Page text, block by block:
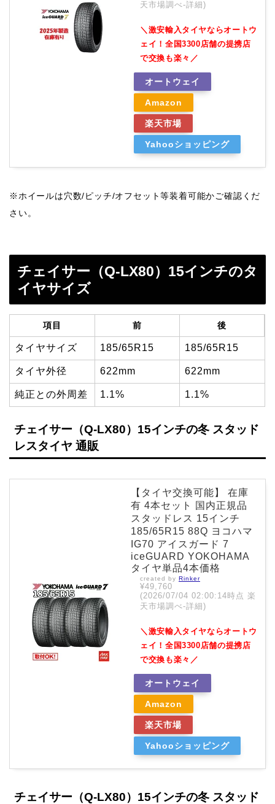
天市場調べ-詳細)
＼激安輸入タイヤならオートウ
ェイ！全国3300店舗の提携店
で交換も楽々／
オートウェイ
Amazon
楽天市場
Yahooショッピング
※ホイールは穴数/ピッチ/オフセット等装着可能かご確認くだ
さい。
チェイサー（Q-LX80）15インチのタ
イヤサイズ
項目 前 後
タイヤサイズ 185/65R15 185/65R15
タイヤ外径 622mm 622mm
純正との外周差 1.1% 1.1%
チェイサー（Q-LX80）15インチの冬 スタッド
レスタイヤ 通販
【タイヤ交換可能】 在庫
有 4本セット 国内正規品
スタッドレス 15インチ
185/65R15 88Q ヨコハマ
IG70 アイスガード 7
iceGUARD YOKOHAMA
タイヤ単品4本価格
created by Rinker
¥49,760
(2026/07/04 02:00:14時点 楽
天市場調べ-詳細)
＼激安輸入タイヤならオートウ
ェイ！全国3300店舗の提携店
で交換も楽々／
オートウェイ
Amazon
楽天市場
Yahooショッピング
チェイサー（Q-LX80）15インチの冬 スタッド